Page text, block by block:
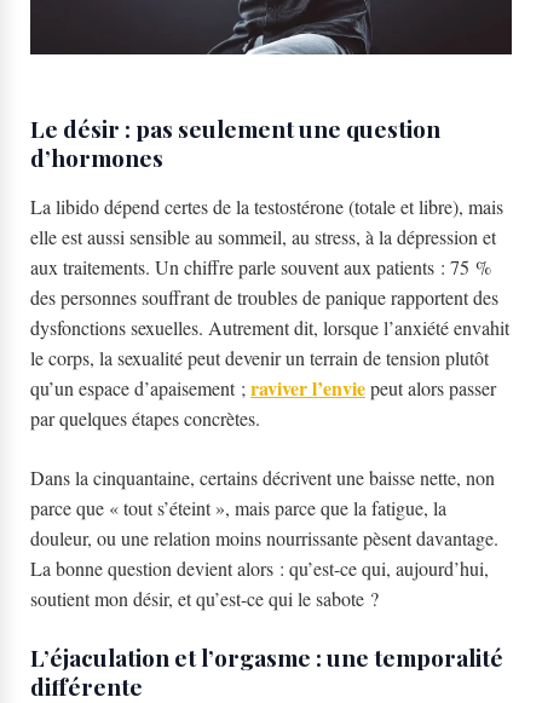
Le désir : pas seulement une question
d’hormones
La libido dépend certes de la testostérone (totale et libre), mais
elle est aussi sensible au sommeil, au stress, à la dépression et
aux traitements. Un chiffre parle souvent aux patients : 75 %
des personnes souffrant de troubles de panique rapportent des
dysfonctions sexuelles. Autrement dit, lorsque l’anxiété envahit
le corps, la sexualité peut devenir un terrain de tension plutôt
qu’un espace d’apaisement ; raviver l’enviepeut alors passer
par quelques étapes concrètes.
Dans la cinquantaine, certains décrivent une baisse nette, non
parce que « tout s’éteint », mais parce que la fatigue, la
douleur, ou une relation moins nourrissante pèsent davantage.
La bonne question devient alors : qu’est-ce qui, aujourd’hui,
soutient mon désir, et qu’est-ce qui le sabote ?
L’éjaculation et l’orgasme : une temporalité
différente